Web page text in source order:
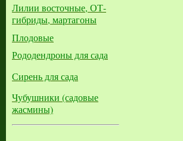
Лилии восточные, ОТ-
гибриды, мартагоны
Плодовые
Рододендроны для сада
Сирень для сада
Чубушники (садовые
жасмины)